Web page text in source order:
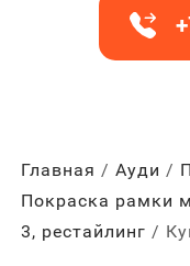
Главная Ауди
Покраска рамки
3, рестайлинг